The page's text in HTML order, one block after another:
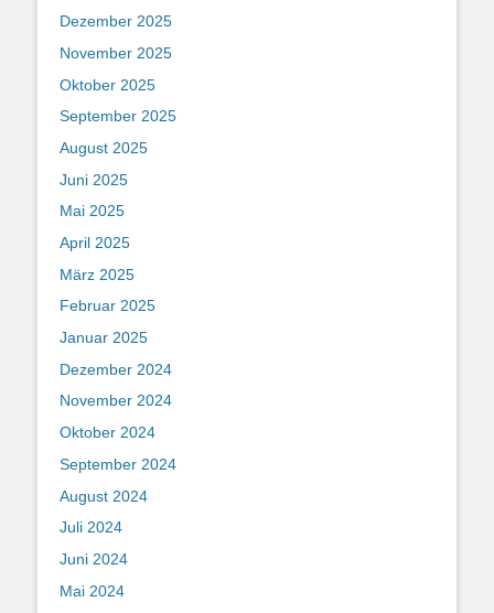
Dezember 2025
November 2025
Oktober 2025
September 2025
August 2025
Juni 2025
Mai 2025
April 2025
März 2025
Februar 2025
Januar 2025
Dezember 2024
November 2024
Oktober 2024
September 2024
August 2024
Juli 2024
Juni 2024
Mai 2024